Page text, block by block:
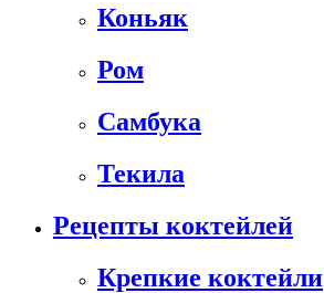
Коньяк
Ром
Самбука
Текила
Рецепты коктейлей
Крепкие коктейли